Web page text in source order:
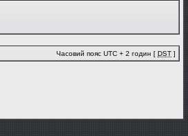
Часовий пояс UTC + 2 годин [ DST ]